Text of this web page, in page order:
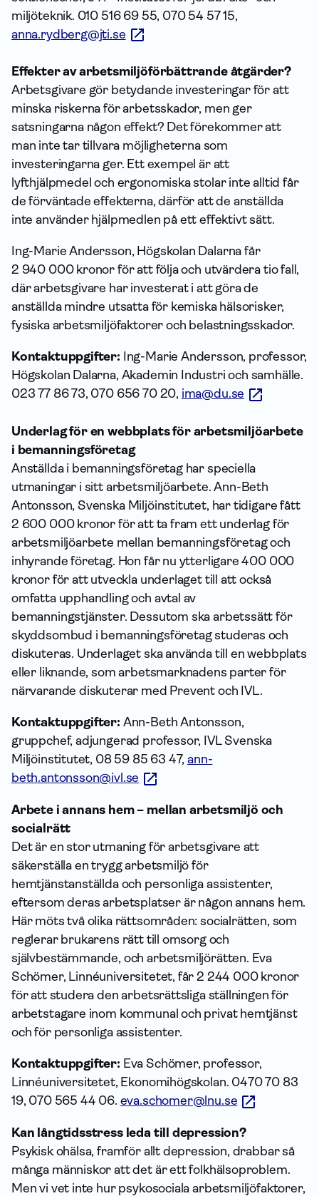
miljöteknik. 010 516 69 55, 070 54 57 15,
anna.rydberg@jti.se
Effekter av arbetsmiljöförbättrande åtgärder?
Arbetsgivare gör betydande investeringar för att
minska riskerna för arbetsskador, men ger
satsningarna någon effekt? Det förekommer att
man inte tar tillvara möjligheterna som
investeringarna ger. Ett exempel är att
lyfthjälpmedel och ergonomiska stolar inte alltid får
de förväntade effekterna, därför att de anställda
inte använder hjälpmedlen på ett effektivt sätt.
Ing-Marie Andersson, Högskolan Dalarna får
2 940 000 kronor för att följa och utvärdera tio fall,
där arbetsgivare har investerat i att göra de
anställda mindre utsatta för kemiska hälsorisker,
fysiska arbetsmiljöfaktorer och belastningsskador.
Kontaktuppgifter: Ing-Marie Andersson, professor,
Högskolan Dalarna, Akademin Industri och samhälle.
023 77 86 73, 070 656 70 20, ima@du.se
Underlag för en webbplats för arbetsmiljöarbete
i bemanningsföretag
Anställda i bemanningsföretag har speciella
utmaningar i sitt arbetsmiljöarbete. Ann-Beth
Antonsson, Svenska Miljöinstitutet, har tidigare fått
2 600 000 kronor för att ta fram ett underlag för
arbetsmiljöarbete mellan bemanningsföretag och
inhyrande företag. Hon får nu ytterligare 400 000
kronor för att utveckla underlaget till att också
omfatta upphandling och avtal av
bemanningstjänster. Dessutom ska arbetssätt för
skyddsombud i bemanningsföretag studeras och
diskuteras. Underlaget ska använda till en webbplats
eller liknande, som arbetsmarknadens parter för
närvarande diskuterar med Prevent och IVL.
Kontaktuppgifter: Ann-Beth Antonsson,
gruppchef, adjungerad professor, IVL Svenska
Miljöinstitutet, 08 59 85 63 47,ann-
beth.antonsson@ivl.se
Arbete i annans hem – mellan arbetsmiljö och
socialrätt
Det är en stor utmaning för arbetsgivare att
säkerställa en trygg arbetsmiljö för
hemtjänstanställda och personliga assistenter,
eftersom deras arbetsplatser är någon annans hem.
Här möts två olika rättsområden: socialrätten, som
reglerar brukarens rätt till omsorg och
självbestämmande, och arbetsmiljörätten. Eva
Schömer, Linnéuniversitetet, får 2 244 000 kronor
för att studera den arbetsrättsliga ställningen för
arbetstagare inom kommunal och privat hemtjänst
och för personliga assistenter.
Kontaktuppgifter: Eva Schömer, professor,
Linnéuniversitetet, Ekonomihögskolan. 0470 70 83
19, 070 565 44 06. eva.schomer@lnu.se
Kan långtidsstress leda till depression?
Psykisk ohälsa, framför allt depression, drabbar så
många människor att det är ett folkhälsoproblem.
Men vi vet inte hur psykosociala arbetsmiljöfaktorer,